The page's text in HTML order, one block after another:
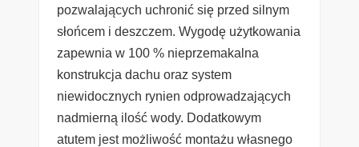
pozwalających uchronić się przed silnym
słońcem i deszczem. Wygodę użytkowania
zapewnia w 100 % nieprzemakalna
konstrukcja dachu oraz system
niewidocznych rynien odprowadzających
nadmierną ilość wody. Dodatkowym
atutem jest możliwość montażu własnego